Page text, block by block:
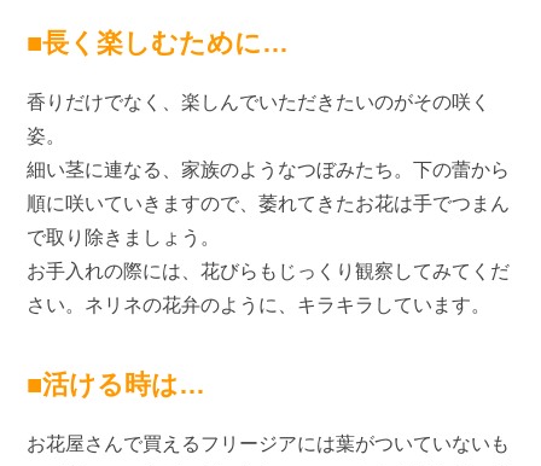
■長く楽しむために…
香りだけでなく、楽しんでいただきたいのがその咲く
姿。
細い茎に連なる、家族のようなつぼみたち。下の蕾から
順に咲いていきますので、萎れてきたお花は手でつまん
で取り除きましょう。
お手入れの際には、花びらもじっくり観察してみてくだ
さい。ネリネの花弁のように、キラキラしています。
■活ける時は…
お花屋さんで買えるフリージアには葉がついていないも